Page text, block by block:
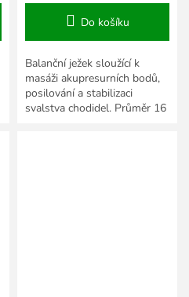
Do košíku
Balanční ježek sloužící k
masáži akupresurních bodů,
posilování a stabilizaci
svalstva chodidel. Průměr 16